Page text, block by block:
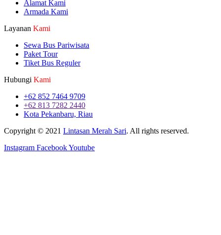
Alamat Kami
Armada Kami
Layanan Kami
Sewa Bus Pariwisata
Paket Tour
Tiket Bus Reguler
Hubungi Kami
+62 852 7464 9709
+62 813 7282 2440
Kota Pekanbaru, Riau
Copyright © 2021 Lintasan Merah Sari. All rights reserved.
Instagram FacebookYoutube